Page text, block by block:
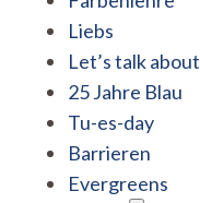
Liebs
Let’s talk about
25 Jahre Blau
Tu-es-day
Barrieren
Evergreens